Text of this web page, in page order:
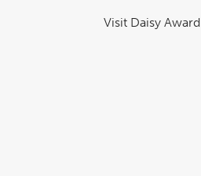
Visit Daisy Award